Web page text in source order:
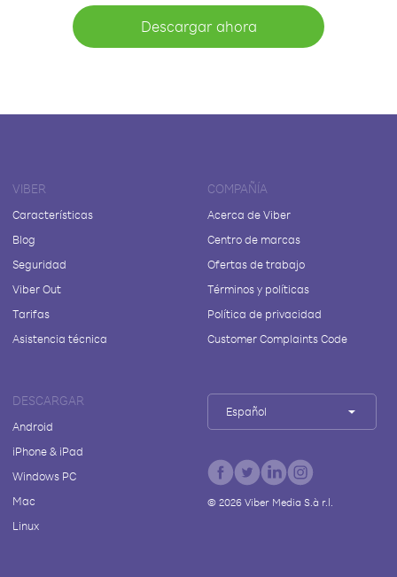
Descargar ahora
VIBER
Características
Blog
Seguridad
Viber Out
Tarifas
Asistencia técnica
COMPAÑÍA
Acerca de Viber
Centro de marcas
Ofertas de trabajo
Términos y políticas
Política de privacidad
Customer Complaints Code
DESCARGAR
Android
iPhone & iPad
Windows PC
Mac
Linux
Español
© 2026Viber Media S.à r.l.